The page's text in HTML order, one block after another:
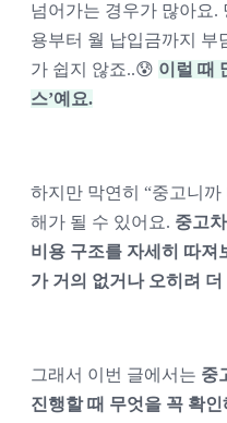
넘어가는 경우가 많아요.
용부터 월 납입금까지 부
가 쉽지 않죠..😰 이럴 때
스’예요.
하지만 막연히 “중고니까
해가 될 수 있어요. 중고
비용 구조를 자세히 따져
가 거의 없거나 오히려
그래서 이번 글에서는 중
진행할 때 무엇을 꼭 확인